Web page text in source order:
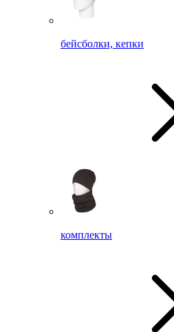
бейсболки, кепки
комплекты